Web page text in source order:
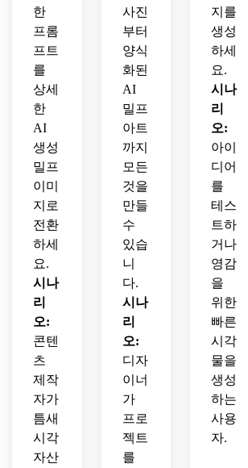
한
프롬
프트
를
상세
한
AI
생성
밀프
이미
지로
전환
하세
요.
시나
리
오:
콘텐
츠
제작
자가
틈새
시각
자산
사진
부터
양식
화된
AI
밀프
아트
까지
모든
것을
만들
수
있습
니
다.
시나
리
오:
디자
이너
가
프로
젝트
를
지를
생성
하세
요.
시나
리
오:
아이
디어
를
테스
트하
거나
영감
을
위한
빠른
시각
물을
생성
하는
사용
자.